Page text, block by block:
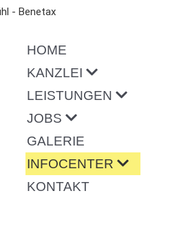
HOME
KANZLEI
LEISTUNGEN
JOBS
GALERIE
INFOCENTER
KONTAKT